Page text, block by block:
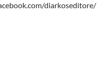
diarkoseditore/